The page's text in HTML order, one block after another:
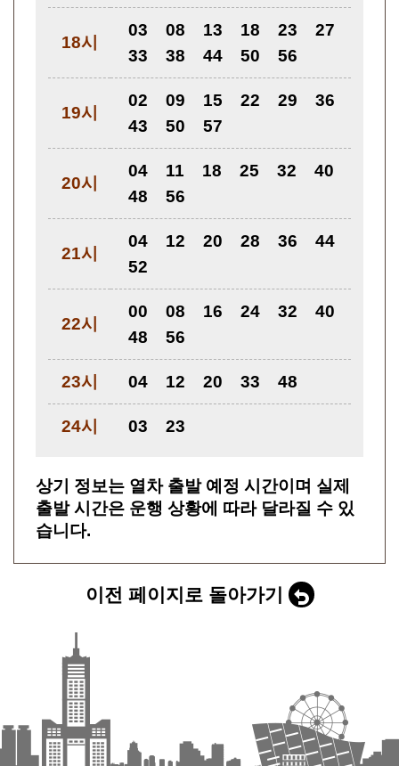
18시
03 08 13 18 23
27
33
38 44 50 56
19시
02 09 15 22 29
36
43
50 57
20시
04 11 18 25 32
40
48
56
21시
04 12 20 28 36
44
52
22시
00 08 16 24 32
40
48
56
23시 04 12 20 33 48
24시 03 23
상기 정보는 열차 출발 예정 시간이며 실제
출발 시간은 운행 상황에 따라 달라질 수 있
습니다.
이전 페이지로 돌아가기